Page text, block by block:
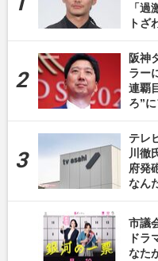
「
トざ
阪神
ラー
連覇
ろ”
テレ
川徹
府発
なん
市議
ドラ
なた